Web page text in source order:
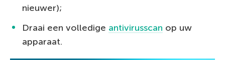
nieuwer);
Draai een volledige antivirusscan op uw
apparaat.